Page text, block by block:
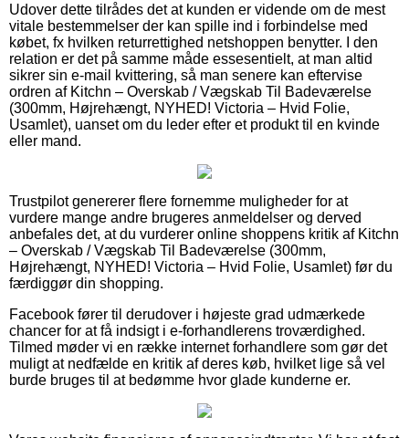
Udover dette tilrådes det at kunden er vidende om de mest
vitale bestemmelser der kan spille ind i forbindelse med
købet, fx hvilken returrettighed netshoppen benytter. I den
relation er det på samme måde essesentielt, at man altid
sikrer sin e-mail kvittering, så man senere kan eftervise
ordren af Kitchn – Overskab / Vægskab Til Badeværelse
(300mm, Højrehængt, NYHED! Victoria – Hvid Folie,
Usamlet), uanset om du leder efter et produkt til en kvinde
eller mand.
Trustpilot genererer flere fornemme muligheder for at
vurdere mange andre brugeres anmeldelser og derved
anbefales det, at du vurderer online shoppens kritik af Kitchn
– Overskab / Vægskab Til Badeværelse (300mm,
Højrehængt, NYHED! Victoria – Hvid Folie, Usamlet) før du
færdiggør din shopping.
Facebook fører til derudover i højeste grad udmærkede
chancer for at få indsigt i e-forhandlerens troværdighed.
Tilmed møder vi en række internet forhandlere som gør det
muligt at nedfælde en kritik af deres køb, hvilket lige så vel
burde bruges til at bedømme hvor glade kunderne er.